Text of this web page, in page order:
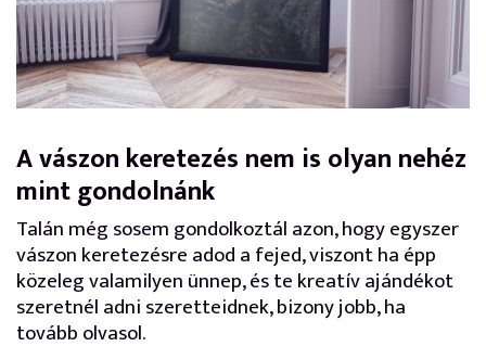
A vászon keretezés nem is olyan nehéz
mint gondolnánk
Talán még sosem gondolkoztál azon, hogy egyszer
vászon keretezésre adod a fejed, viszont ha épp
közeleg valamilyen ünnep, és te kreatív ajándékot
szeretnél adni szeretteidnek, bizony jobb, ha
tovább olvasol.